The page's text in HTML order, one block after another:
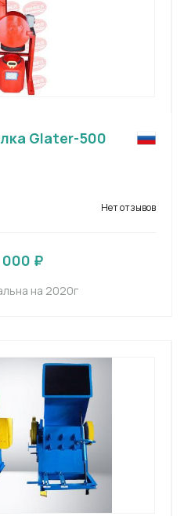
Glater-500
Нет отзывов
000 ₽
на 2020г